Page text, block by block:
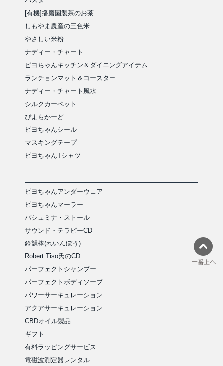
[有機]播磨園製茶のお茶
しもやま農産の三色米
やさしい米粉
ナディー・チャート
ピヨちゃんキッチン＆ダイニングアイテム
ランチョンマット＆コースター
ナディー・チャート風水
シルクカーペット
ぴよらかーど
ピヨちゃんシール
マスキングテープ
ピヨちゃんTシャツ
ピヨちゃんアンダーウェア
ピヨちゃんマーラー
パシュミナ・ストール
サウンド・テラピーCD
鈴韻棒(れいんぼう)
Robert Tiso氏のCD
パーフェクトシャンプー
パーフェクトボディソープ
パワーサーキュレーション
アクアサーキュレーション
CBDオイル製品
ギフト
有料ラッピングサービス
電磁波測定器レンタル